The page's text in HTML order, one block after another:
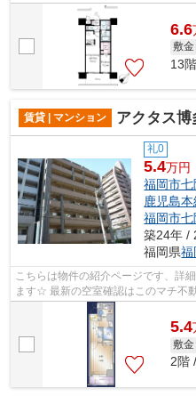
す！迅速に対応致します！！！！！♪
6.6
敷金
13
賃貸 | マンション アクタス博
礼0
5.4万円
福岡市七
鹿児島本
福岡市七
築24年 /
福岡県福
こちらは物件の紹介ページです、詳
ます☆ 最新の空室確認はこのマチ不
す！迅速に対応致します！！！！！♪
5.4
敷金
2階